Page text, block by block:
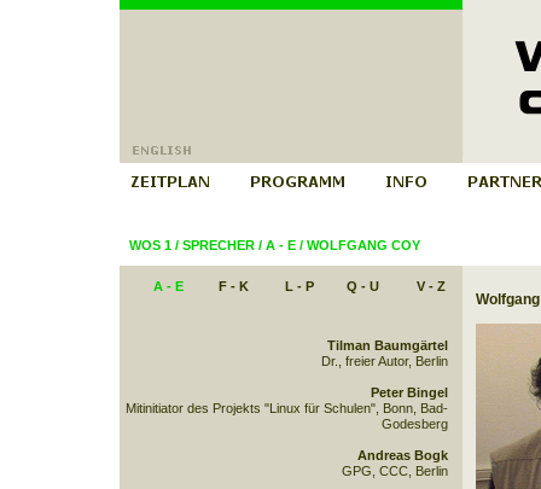
WOS 1/ SPRECHER/ A - E/ WOLFGANG COY
A - E F - K L - P Q - U V - Z
Tilman Baumgärtel
Dr., freier Autor, Berlin
Peter Bingel
Mitinitiator des Projekts "Linux für Schulen", Bonn, Bad-
Godesberg
Andreas Bogk
GPG, CCC, Berlin